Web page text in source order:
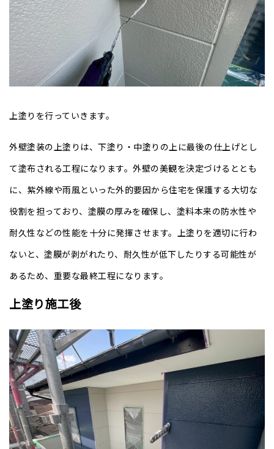
上塗りを行っていきます。
外壁塗装の上塗りは、 下塗り・中塗りの上に最後の仕上げとし
て塗布される工程になります。外壁の美観を決定づけるととも
に、紫外線や雨風といった外的要因から住宅を保護する大切な
役割を担っており、塗膜の厚みを確保し、塗料本来の防水性や
耐久性などの性能を十分に発揮させます。 上塗りを適切に行わ
ないと、塗膜が剥がれたり、耐久性が低下したりする可能性が
あるため、重要な最終工程になります。
上塗り施工後